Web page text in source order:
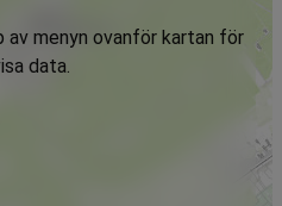
av menyn ovanför kartan för
data.